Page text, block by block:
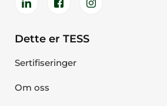
Dette er TESS
Sertifiseringer
Om oss